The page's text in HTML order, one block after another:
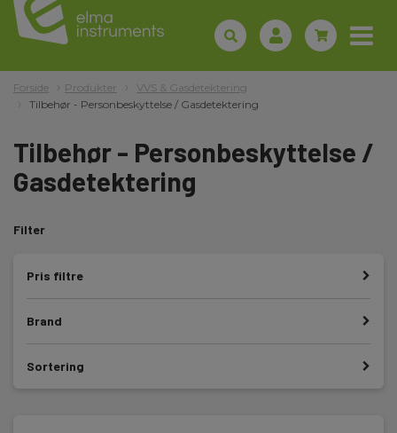
Forside Produkter
VVS & Gasdetektering
Tilbehør - Personbeskyttelse / Gasdetektering
Tilbehør - Personbeskyttelse /
Gasdetektering
Filter
Pris filtre
Brand
Sortering